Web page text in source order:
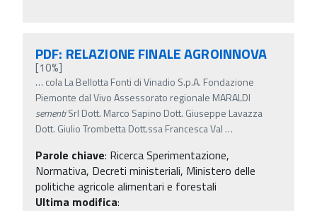
PDF: RELAZIONE FINALE AGROINNOVA
[10%]
… cola La Bellotta Fonti di Vinadio S.p.A. Fondazione
Piemonte dal Vivo Assessorato regionale MARALDI
sementiSrl Dott. Marco Sapino Dott. Giuseppe Lavazza
Dott. Giulio Trombetta Dott.ssa Francesca Val …
Parole chiave: Ricerca Sperimentazione,
Normativa, Decreti ministeriali, Ministero delle
politiche agricole alimentari e forestali
Ultima modifica: